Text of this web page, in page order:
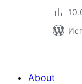
About